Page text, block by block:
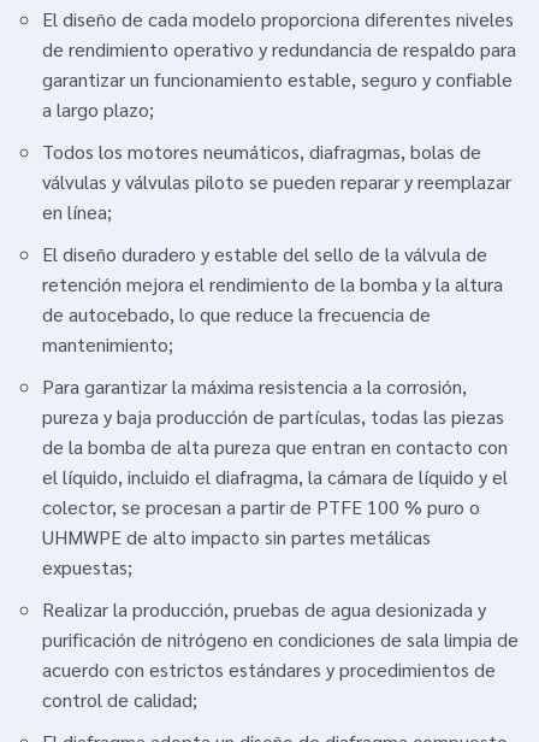
El diseño de cada modelo proporciona diferentes niveles
de rendimiento operativo y redundancia de respaldo para
garantizar un funcionamiento estable, seguro y confiable
a largo plazo;
Todos los motores neumáticos, diafragmas, bolas de
válvulas y válvulas piloto se pueden reparar y reemplazar
en línea;
El diseño duradero y estable del sello de la válvula de
retención mejora el rendimiento de la bomba y la altura
de autocebado, lo que reduce la frecuencia de
mantenimiento;
Para garantizar la máxima resistencia a la corrosión,
pureza y baja producción de partículas, todas las piezas
de la bomba de alta pureza que entran en contacto con
el líquido, incluido el diafragma, la cámara de líquido y el
colector, se procesan a partir de PTFE 100 % puro o
UHMWPE de alto impacto sin partes metálicas
expuestas;
Realizar la producción, pruebas de agua desionizada y
purificación de nitrógeno en condiciones de sala limpia de
acuerdo con estrictos estándares y procedimientos de
control de calidad;